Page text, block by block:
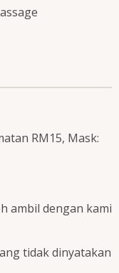
RM15, Mask:
ambil dengan kami
tidak dinyatakan